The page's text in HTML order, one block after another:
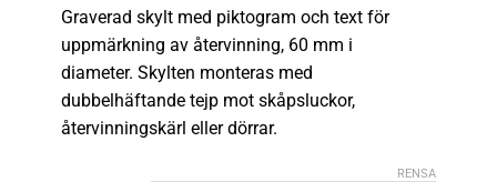
Graverad skylt med piktogram och text för
uppmärkning av återvinning, 60 mm i
diameter. Skylten monteras med
dubbelhäftande tejp mot skåpsluckor,
återvinningskärl eller dörrar.
RENSA